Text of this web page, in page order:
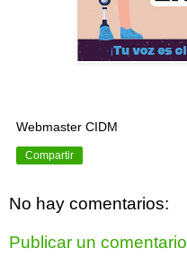
Webmaster CIDM
Compartir
No hay comentarios:
Publicar un comentario